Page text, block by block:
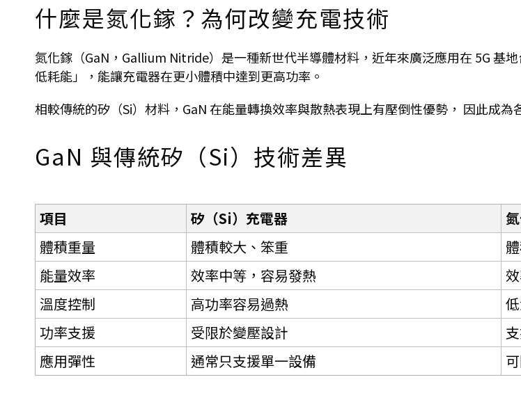
什麼是氮化鎵？為何改變充電技術
氮化鎵（GaN，Gallium Nitride）是一種新世代半導體材料，近年來廣泛應用在 5G 基
低耗能」，能讓充電器在更小體積中達到更高功率。
相較傳統的矽（Si）材料，GaN 在能量轉換效率與散熱表現上有壓倒性優勢， 因此成為
GaN 與傳統矽（Si）技術差異
項目 矽（Si）充電器
體積重量
體積較大、笨重
能量效率
效率中等，容易發熱
溫度控制
高功率容易過熱
功率支援
受限於變壓設計
應用彈性
通常只支援單一設備